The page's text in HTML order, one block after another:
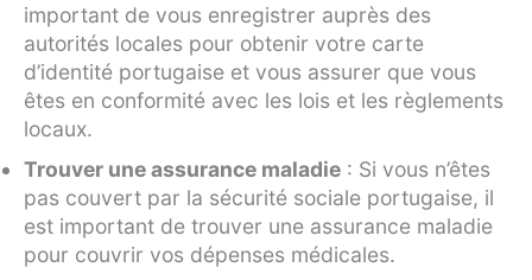
important de vous enregistrer auprès des
autorités locales pour obtenir votre carte
d’identité portugaise et vous assurer que vous
êtes en conformité avec les lois et les règlements
locaux.
Trouver une assurance maladie : Si vous n’êtes
pas couvert par la sécurité sociale portugaise, il
est important de trouver une assurance maladie
pour couvrir vos dépenses médicales.